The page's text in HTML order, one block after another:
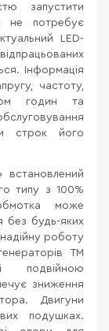
запустити
не потребує
LED-
Інформація
частоту,
годин та
строк його
типу з 100%
може
без будь-яких
роботу
ТМ
подвійною
зниження
Двигуни
подушках.